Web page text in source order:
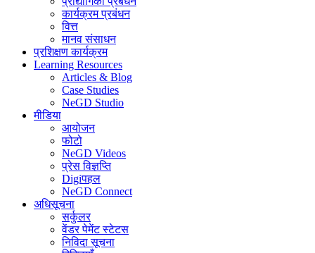
कार्यक्रम प्रबंधन
वित्त
मानव संसाधन
प्रशिक्षण कार्यक्रम
Learning Resources
Articles & Blog
Case Studies
NeGD Studio
मीडिया
आयोजन
फोटो
NeGD Videos
प्रेस विज्ञप्ति
Digiपहल
NeGD Connect
अधिसूचना
सर्कुलर
वेंडर पेमेंट स्टेटस
निविदा सूचना